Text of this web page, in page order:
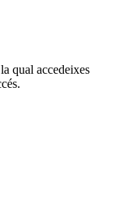
qual accedeixes